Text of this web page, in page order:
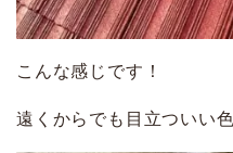
こんな感じです！
遠くからでも目立ついい